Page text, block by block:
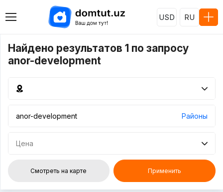
USD RU
Найдено результатов 1 по запросу
anor-development
Районы
Цена
Смотреть на карте Применить